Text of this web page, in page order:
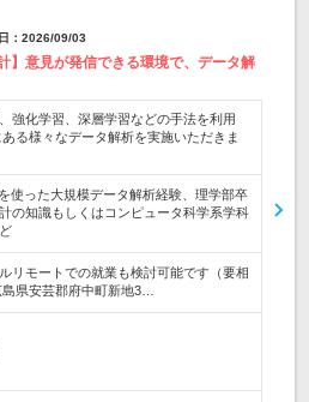
：2026/09/03
】意見が発信できる環境で、データ解
強化学習、深層学習などの手法を利用
る様々なデータ解析を実施いただきま
使った大規模データ解析経験、理学部卒
の知識もしくはコンピュータ科学系学科
リモートでの就業も検討可能です（要相
県安芸郡府中町新地3…